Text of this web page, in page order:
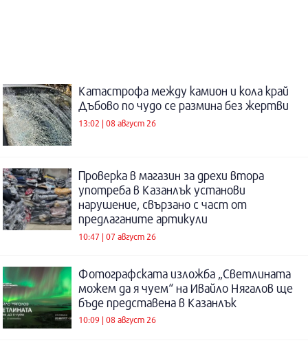
Катастрофа между камион и кола край
Дъбово по чудо се размина без жертви
13:02 | 08 август 26
Проверка в магазин за дрехи втора
употреба в Казанлък установи
нарушение, свързано с част от
предлаганите артикули
10:47 | 07 август 26
Фотографската изложба „Светлината
можем да я чуем“ на Ивайло Нягалов ще
бъде представена в Казанлък
10:09 | 08 август 26